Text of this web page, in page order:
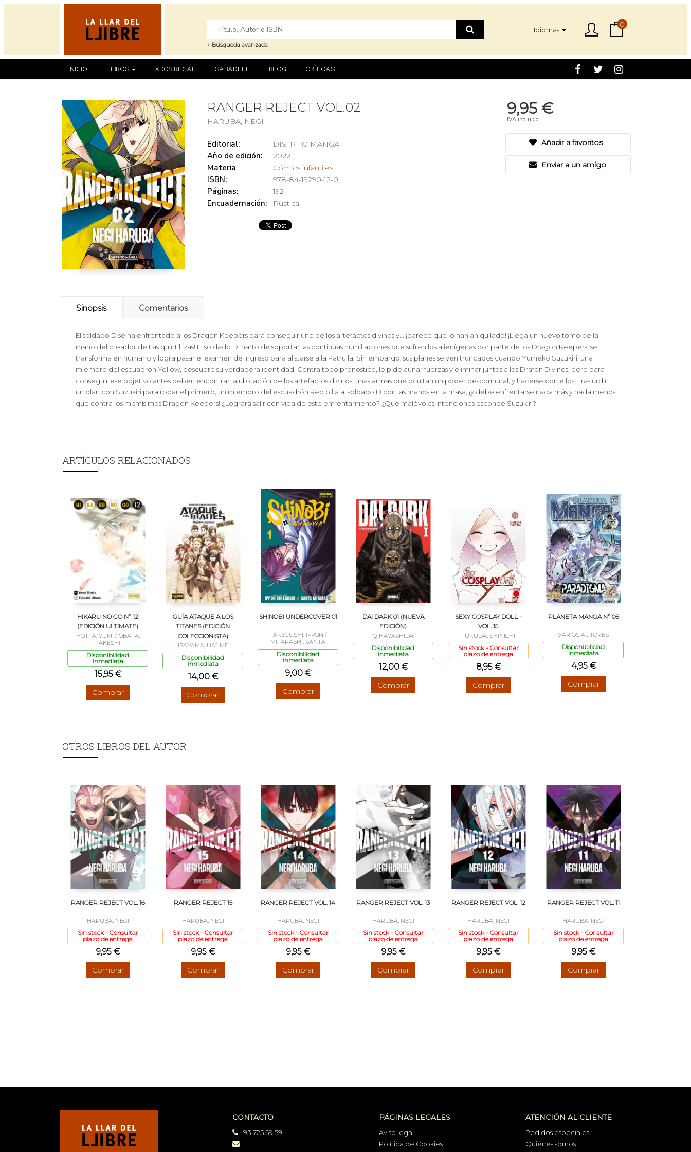
Búsqueda avanzada
Idiomas
0
INICIO LIBROS XECS REGAL SABADELL BLOG CRÍTICAS
RANGER REJECT VOL.02
HARUBA, NEGI
Editorial: DISTRITO MANGA
Año de edición: 2022
Materia Cómics infantiles
ISBN: 978-84-19290-12-0
Páginas: 192
Encuadernación: Rústica
9,95 €
IVA incluido
Añadir a favoritos
Enviar a un amigo
Sinopsis Comentarios
El soldado D se ha enfrentado a los Dragon Keepers para conseguir uno de los artefactos divinos y... ¡parece que lo han aniquilado! ¡Llega un nuevo tomo de la
mano del creador de Las quintillizas! El soldado D, harto de soportar las continuas humillaciones que sufren los alienígenas por parte de los Dragon Keepers, se
transforma en humano y logra pasar el examen de ingreso para alistarse a la Patrulla. Sin embargo, sus planes se ven truncados cuando Yumeko Suzukiri, una
miembro del escuadrón Yellow, descubre su verdadera identidad. Contra todo pronóstico, le pide aunar fuerzas y eliminar juntos a los Drafon Divinos, pero para
conseguir ese objetivo antes deben encontrar la ubicación de los artefactos divinos, unas armas que ocultan un poder descomunal, y hacerse con ellos. Tras urdir
un plan con Suzukiri para robar el primero, un miembro del escuadrón Red pilla al soldado D con las manos en la masa, ¡y debe enfrentarse nada más y nada menos
que contra los mismísimos Dragon Keepers! ¿Logrará salir con vida de este enfrentamiento? ¿Qué malévolas intenciones esconde Suzukiri?
ARTÍCULOS RELACIONADOS
HIKARU NO GO Nº 12
(EDICIÓN ULTIMATE)
HOTTA, YUMI / OBATA,
TAKESHI
Disponibilidad
inmediata
15,95 €
Comprar
GUÍA ATAQUE A LOS
TITANES (EDICIÓN
COLECCIONISTA)
ISAYAMA, HAJIME
Disponibilidad
inmediata
14,00 €
Comprar
SHINOBI UNDERCOVER 01
TAKEGUSHI, IPPON /
MITARASHI, SANTA
Disponibilidad
inmediata
9,00 €
Comprar
DAI DARK 01 (NUEVA
EDICIÓN)
Q-HAYASHIDA
Disponibilidad
inmediata
12,00 €
Comprar
SEXY COSPLAY DOLL -
VOL. 15
FUKUDA, SHINICHI
Sin stock - Consultar
plazo de entrega
8,95 €
Comprar
PLANETA MANGA Nº 06
VARIOS AUTORES
Disponibilidad
inmediata
4,95 €
Comprar
OTROS LIBROS DEL AUTOR
RANGER REJECT VOL. 16
HARUBA, NEGI
Sin stock - Consultar
plazo de entrega
9,95 €
Comprar
RANGER REJECT 15
HARUBA, NEGI
Sin stock - Consultar
plazo de entrega
9,95 €
Comprar
RANGER REJECT VOL. 14
HARUBA, NEGI
Sin stock - Consultar
plazo de entrega
9,95 €
Comprar
RANGER REJECT VOL. 13
HARUBA, NEGI
Sin stock - Consultar
plazo de entrega
9,95 €
Comprar
RANGER REJECT VOL. 12
HARUBA, NEGI
Sin stock - Consultar
plazo de entrega
9,95 €
Comprar
RANGER REJECT VOL. 11
HARUBA, NEGI
Sin stock - Consultar
plazo de entrega
9,95 €
Comprar
CONTACTO
93 725 59 59
PÁGINAS LEGALES
Aviso legal
Política de Cookies
ATENCIÓN AL CLIENTE
Pedidos especiales
Quiénes somos